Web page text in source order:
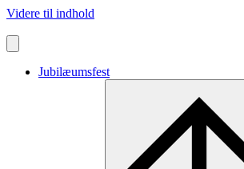
Videre til indhold
Jubilæumsfest